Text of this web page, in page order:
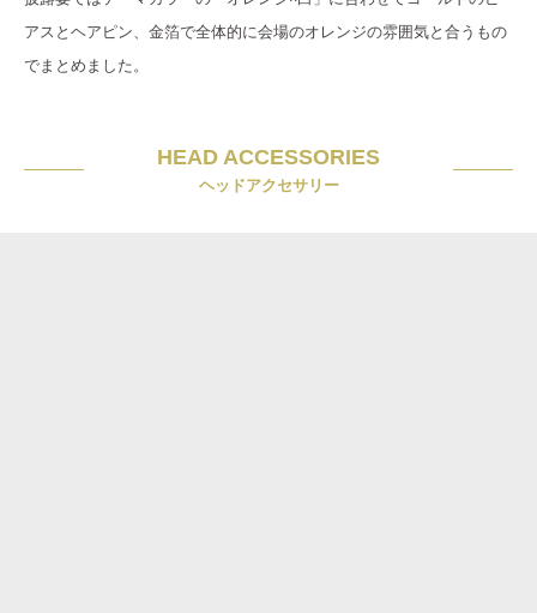
アスとヘアピン、金箔で全体的に会場のオレンジの雰囲気と合うもの
でまとめました。
HEAD ACCESSORIES
ヘッドアクセサリー